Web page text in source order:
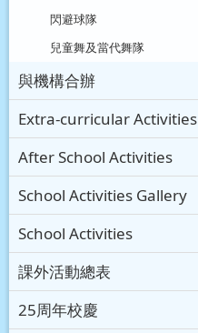
閃避球隊
兒童舞及當代舞隊
與機構合辦
Extra-curricular Activities
After School Activities
School Activities Gallery
School Activities
課外活動總表
25周年校慶